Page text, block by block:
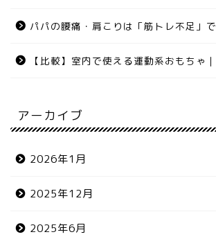
パパの腰痛・肩こりは「筋トレ不足」
【比較】室内で使える運動系おもちゃ
アーカイブ
2026年1月
2025年12月
2025年6月